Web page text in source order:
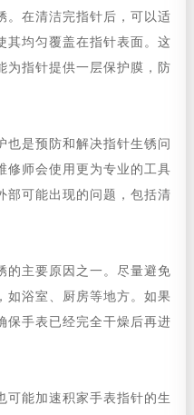
。在清洁完指针后，可以适
其均匀覆盖在指针表面。这
为指针提供一层保护膜，防
是预防和解决指针生锈问
修师会使用更为专业的工具
部可能出现的问题，包括清
主要原因之一。尽量避免
如浴室、厨房等地方。如果
保手表已经完全干燥后再进
能加速积家手表指针的生